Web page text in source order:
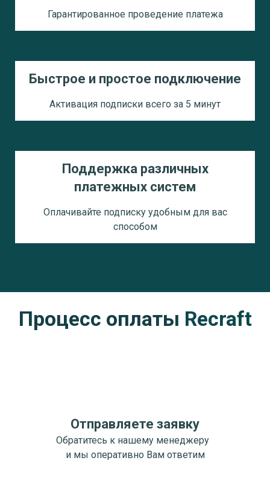
Гарантированное проведение платежа
Быстрое и простое подключение
Активация подписки всего за 5 минут
Поддержка различных
платежных систем
Оплачивайте подписку удобным для вас
способом
Процесс оплаты Recraft
Отправляете заявку
Обратитесь к нашему менеджеру
и мы оперативно Вам ответим